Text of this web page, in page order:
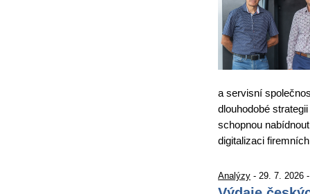
a servisní
dlouhodobé
schopnou
digitalizaci
Analýzy - 29. 7. 2026